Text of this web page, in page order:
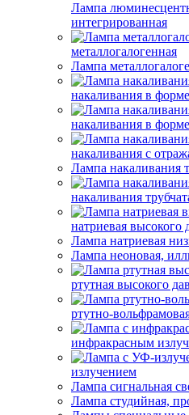
Лампа
интегрированная
металлогалогенная
Лампа
накаливания в
накаливания в
накаливания с
Лампа накаливания
накаливания
натриевая высокого
Лампа натриевая
Лампа неоновая,
ртутная высокого
ртутно-
инфракрасным
излучением
Лампа сигнальная
Лампа студийная,